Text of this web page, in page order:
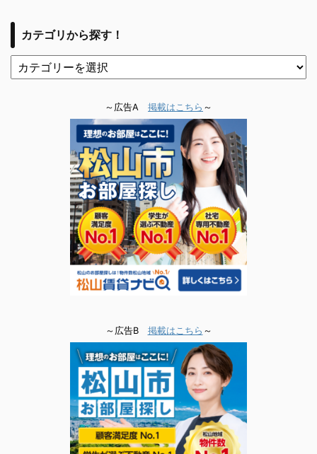
カテゴリから探す！
～広告A 掲載はこちら ～
～広告B 掲載はこちら ～